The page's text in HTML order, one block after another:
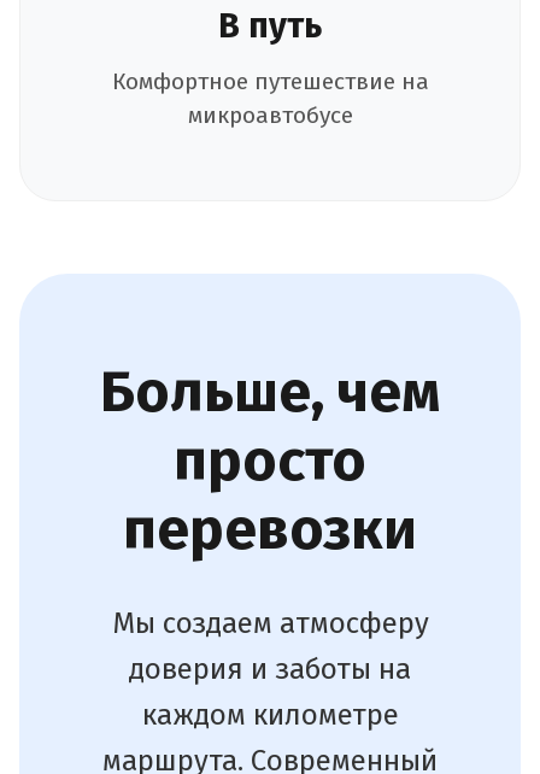
В путь
Комфортное путешествие на
микроавтобусе
Больше, чем
просто
перевозки
Мы создаем атмосферу
доверия и заботы на
каждом километре
маршрута. Современный